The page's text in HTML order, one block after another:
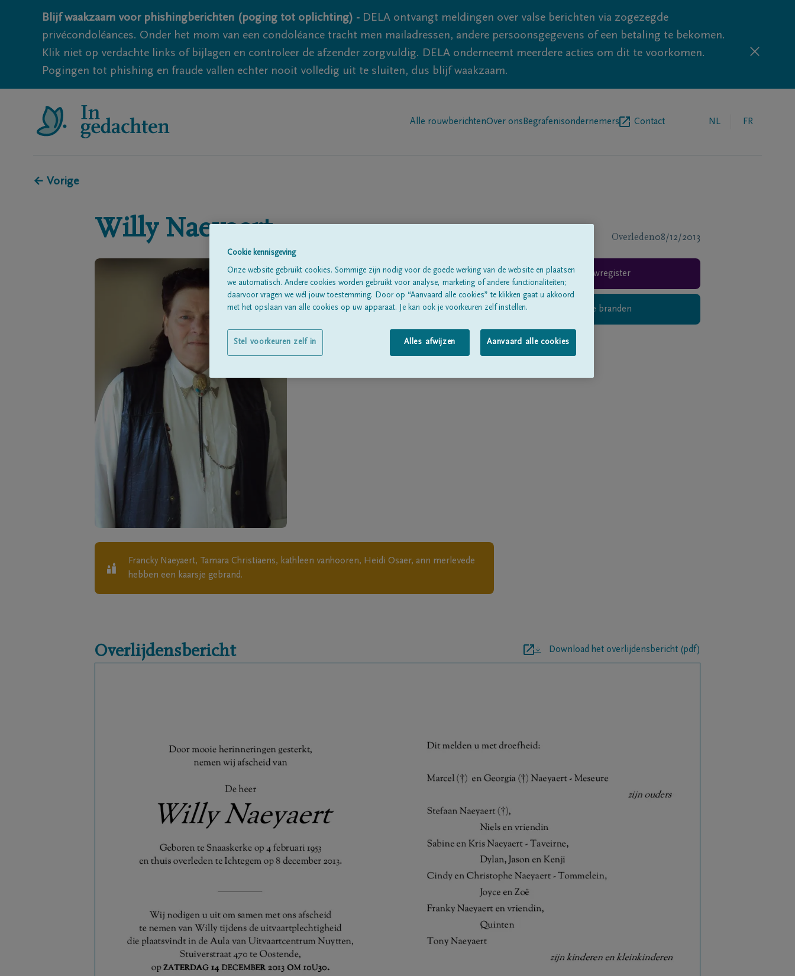
Blijf waakzaam voor phishingberichten (poging tot oplichting) - DELA ontvangt meldingen over valse berichten via zogezegde
privécondoléances. Onder het mom van een condoléance tracht men mailadressen, andere persoonsgegevens of een betaling te bekomen.
Klik niet op verdachte links of bijlagen en controleer de afzender zorgvuldig. DELA onderneemt meerdere acties om dit te voorkomen.
Pogingen tot phishing en fraude vallen echter nooit volledig uit te sluiten, dus blijf waakzaam.
Alle rouwberichtenOver ons Begrafenisondernemers Contact NL FR
← Vorige
Willy Naeyaert Overleden08/12/2013
Geboren te Snaaskerke op 04/02/1953
Overleden te Ichtegem op 08/12/2013
Francky Naeyaert, Tamara Christiaens, kathleen vanhooren, Heidi Osaer, ann merlevede
hebben een kaarsje gebrand.
Rouwregister
Digitaal kaarsje branden
Overlijdensbericht Download het overlijdensbericht (pdf)
Cookie kennisgeving
Onze website gebruikt cookies. Sommige zijn nodig voor de goede werking van de website en plaatsen
we automatisch. Andere cookies worden gebruikt voor analyse, marketing of andere functionaliteiten;
daarvoor vragen we wél jouw toestemming. Door op “Aanvaard alle cookies” te klikken gaat u akkoord
met het opslaan van alle cookies op uw apparaat. Je kan ook je voorkeuren zelf instellen.
Alles afwijzen Aanvaard alle cookies
Stel voorkeuren zelf in